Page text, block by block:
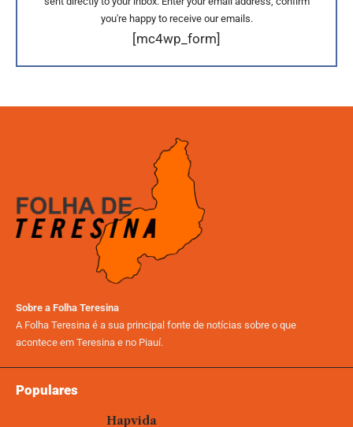
you're happy to receive our emails.
[mc4wp_form]
Sobre a Folha Teresina
A Folha Teresina é a sua principal fonte de notícias sobre o que
acontece em Teresina e no Piauí.
Populares
Hapvida